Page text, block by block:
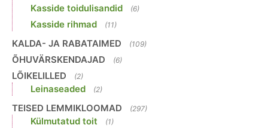
Kasside toidulisandid (6)
Kasside rihmad (11)
KALDA- JA RABATAIMED (109)
ÕHUVÄRSKENDAJAD (6)
LÕIKELILLED (2)
Leinaseaded (2)
TEISED LEMMIKLOOMAD (297)
Külmutatud toit (1)